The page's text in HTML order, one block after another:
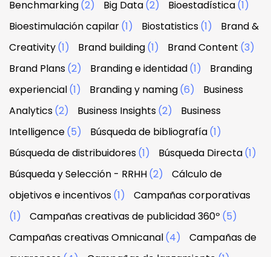
Benchmarking(2) Big Data(2) Bioestadística(1)
Bioestimulación capilar(1) Biostatistics(1)
Brand &
Creativity(1) Brand building(1) Brand Content (3)
Brand Plans(2) Branding e identidad(1)
Branding
experiencial(1) Branding y naming(6)
Business
Analytics(2) Business Insights(2)
Business
Intelligence(5) Búsqueda de bibliografía(1)
Búsqueda de distribuidores(1) Búsqueda Directa(1)
Búsqueda y Selección - RRHH(2)
Cálculo de
objetivos e incentivos(1)
Campañas corporativas
(1)
Campañas creativas de publicidad 360º (5)
Campañas creativas Omnicanal(4)
Campañas de